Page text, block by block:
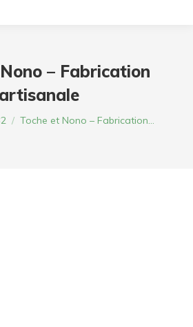
– Fabrication
artisanale
Toche et Nono – Fabrication…